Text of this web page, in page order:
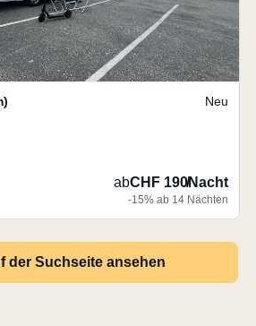
Neu
abCHF 190/Nacht
-15% ab 14 Nächten
der Suchseite ansehen